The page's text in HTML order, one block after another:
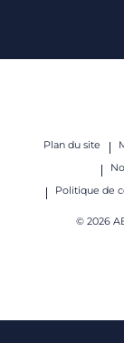
Plan du site
Politique de
© 2026